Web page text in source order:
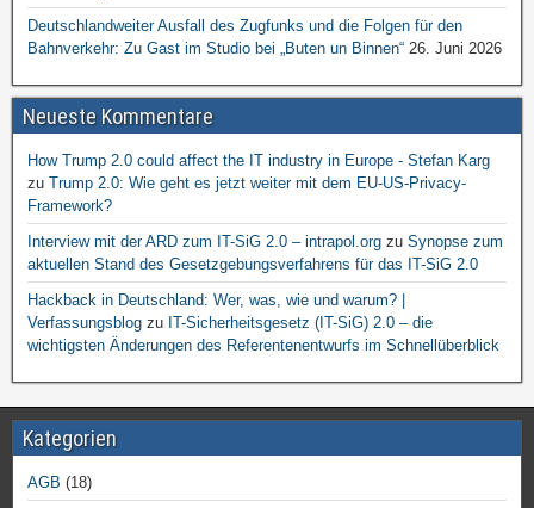
Deutschlandweiter Ausfall des Zugfunks und die Folgen für den
Bahnverkehr: Zu Gast im Studio bei „Buten un Binnen“ 26. Juni 2026
Neueste Kommentare
How Trump 2.0 could affect the IT industry in Europe - Stefan Karg
zu Trump 2.0: Wie geht es jetzt weiter mit dem EU-US-Privacy-
Framework?
Interview mit der ARD zum IT-SiG 2.0 – intrapol.org zu Synopse zum
aktuellen Stand des Gesetzgebungsverfahrens für das IT-SiG 2.0
Hackback in Deutschland: Wer, was, wie und warum? |
Verfassungsblog zu IT-Sicherheitsgesetz (IT-SiG) 2.0 – die
wichtigsten Änderungen des Referentenentwurfs im Schnellüberblick
Kategorien
AGB (18)